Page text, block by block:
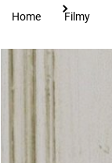
Home Filmy